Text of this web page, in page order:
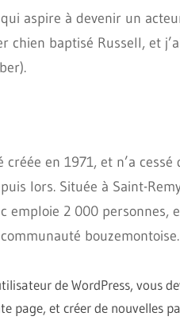
aspire à devenir un
chien baptisé Russell, et
créée en 1971, et n’a
lors. Située à Saint-
emploie 2 000 personnes,
bouzemontoise.
de WordPress, vous
page, et créer de nouvelles